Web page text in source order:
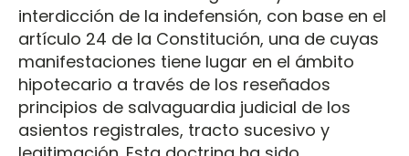
interdicción de la indefensión, con base en el
artículo 24 de la Constitución, una de cuyas
manifestaciones tiene lugar en el ámbito
hipotecario a través de los reseñados
principios de salvaguardia judicial de los
asientos registrales, tracto sucesivo y